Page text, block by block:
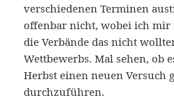
verschiedenen Terminen
offenbar nicht, wobei ich
die Verbände das nicht
Wettbewerbs. Mal sehen, ob
Herbst einen neuen Versuch
durchzuführen.